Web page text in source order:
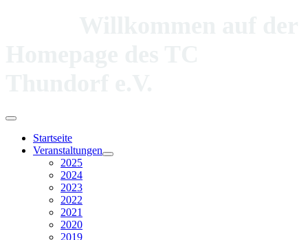
Startseite
Veranstaltungen
2025
2024
2023
2022
2021
2020
2019